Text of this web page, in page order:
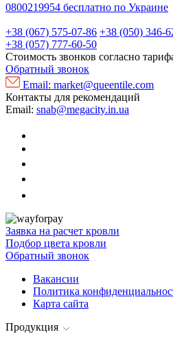
0800219954 бесплатно по Украине
+38 (067) 575-07-86 +38 (050) 346-
+38 (057) 777-60-50
Стоимость звонков согласно
Обратный звонок
Email: market@queentile.com
Контакты для рекомендаций
Email: snab@megacity.in.ua
Заявка на расчет кровли
Подбор цвета кровли
Обратный звонок
Вакансии
Политика
Карта сайта
Продукция